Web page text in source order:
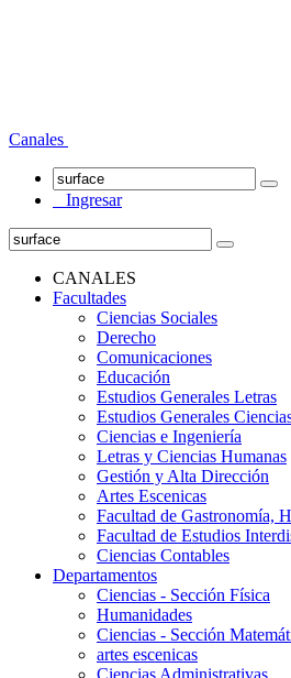
Canales
Ingresar
CANALES
Facultades
Ciencias Sociales
Derecho
Comunicaciones
Educación
Estudios Generales Letras
Estudios Generales
Ciencias e Ingeniería
Letras y Ciencias Humanas
Gestión y Alta Dirección
Artes Escenicas
Facultad de Gastronomía,
Facultad de Estudios
Ciencias Contables
Departamentos
Ciencias - Sección Física
Humanidades
Ciencias - Sección
artes escenicas
Ciencias Administrativas